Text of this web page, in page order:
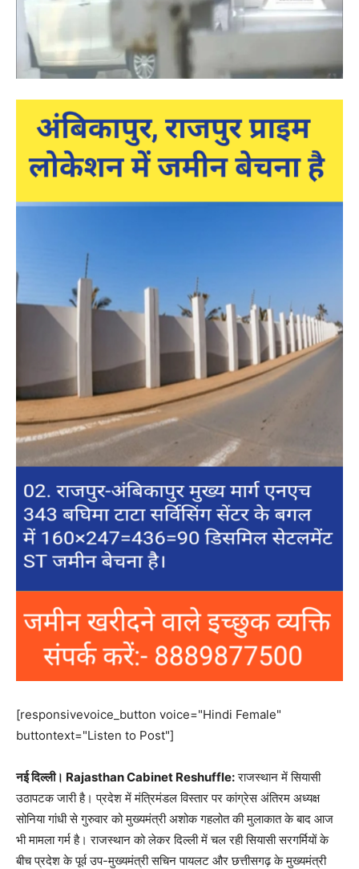
[responsivevoice_button voice="Hindi Female"
buttontext="Listen to Post"]
नई दिल्ली। Rajasthan Cabinet Reshuffle:राजस्थान में सियासी
उठापटक जारी है। प्रदेश में मंत्रिमंडल विस्तार पर कांग्रेस अंतिरम अध्यक्ष
सोनिया गांधी से गुरुवार को मुख्यमंत्री अशोक गहलोत की मुलाकात के बाद आज
भी मामला गर्म है। राजस्थान को लेकर दिल्ली में चल रही सियासी सरगर्मियों के
बीच प्रदेश के पूर्व उप-मुख्यमंत्री सचिन पायलट और छत्तीसगढ़ के मुख्यमंत्री